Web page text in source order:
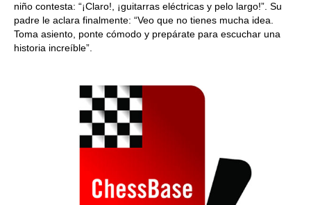
niño contesta: “¡Claro!, ¡guitarras eléctricas y pelo largo!”. Su
padre le aclara finalmente: “Veo que no tienes mucha idea.
Toma asiento, ponte cómodo y prepárate para escuchar una
historia increíble”.